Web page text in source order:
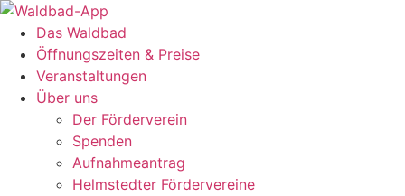
Zum
Inhalt
springen
Das Waldbad
Öffnungszeiten & Preise
Veranstaltungen
Über uns
Der Förderverein
Spenden
Aufnahmeantrag
Helmstedter Fördervereine